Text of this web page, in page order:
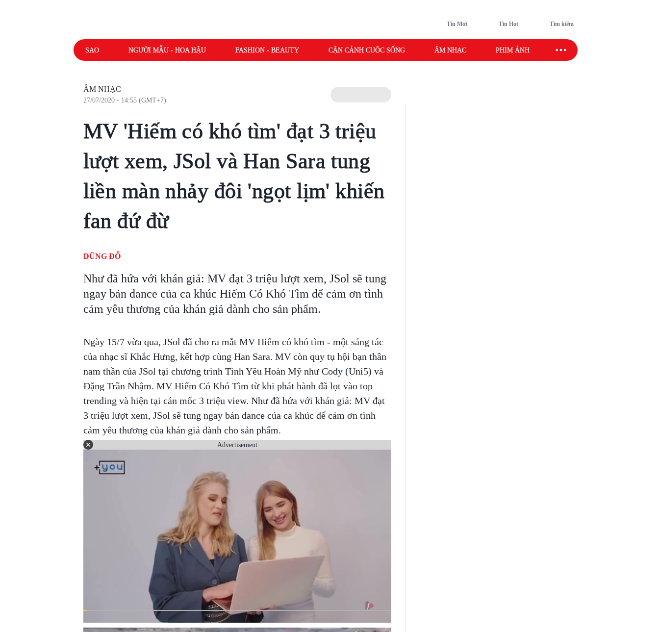
Tin Mới Tin Hot Tìm kiếm
SAO NGƯỜI MẪU - HOA HẬU FASHION - BEAUTY CẬN CẢNH CUỘC SỐNG ÂM NHẠC PHIM ẢNH SAO SPORT
ÂM NHẠC
27/07/2020 - 14:55 (GMT+7)
MV 'Hiếm có khó tìm' đạt 3 triệu
lượt xem, JSol và Han Sara tung
liền màn nhảy đôi 'ngọt lịm' khiến
fan đứ đừ
DŨNG ĐỖ
Như đã hứa với khán giả: MV đạt 3 triệu lượt xem, JSol sẽ tung
ngay bản dance của ca khúc Hiếm Có Khó Tìm để cảm ơn tình
cảm yêu thương của khán giả dành cho sản phẩm.
Ngày 15/7 vừa qua, JSol đã cho ra mắt MV Hiếm có khó tìm - một sáng tác
của nhạc sĩ Khắc Hưng, kết hợp cùng Han Sara. MV còn quy tụ hội bạn thân
nam thần của JSol tại chương trình Tình Yêu Hoàn Mỹ như Cody (Uni5) và
Đặng Trần Nhậm. MV Hiếm Có Khó Tìm từ khi phát hành đã lọt vào top
trending và hiện tại cán mốc 3 triệu view. Như đã hứa với khán giả: MV đạt
3 triệu lượt xem, JSol sẽ tung ngay bản dance của ca khúc để cảm ơn tình
cảm yêu thương của khán giả dành cho sản phẩm.
Advertisement